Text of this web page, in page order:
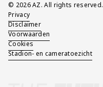
Overig
© 2026 AZ. All rights reserved.
Privacy
Disclaimer
Voorwaarden
Cookies
Stadion- en cameratoezicht